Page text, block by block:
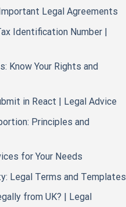
Legal Agreements
Identification Number |
Know Your Rights and
in React | Legal Advice
Principles and
for Your Needs
Legal Terms and Templates
from UK? | Legal